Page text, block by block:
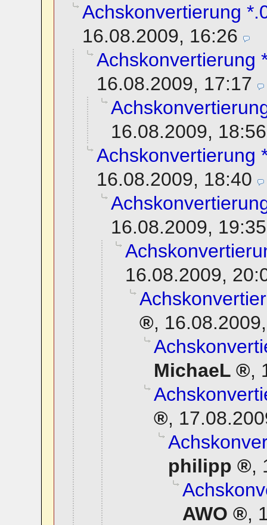
Achskonvertierung
16.08.2009, 16:26
Achskonvertierung
16.08.2009, 17:17
16.08.2009, 18:56
Achskonvertierung
16.08.2009, 18:40
16.08.2009, 19:35
16.08.2009,
,
MichaeL
,
,
philipp
,
AWO
,